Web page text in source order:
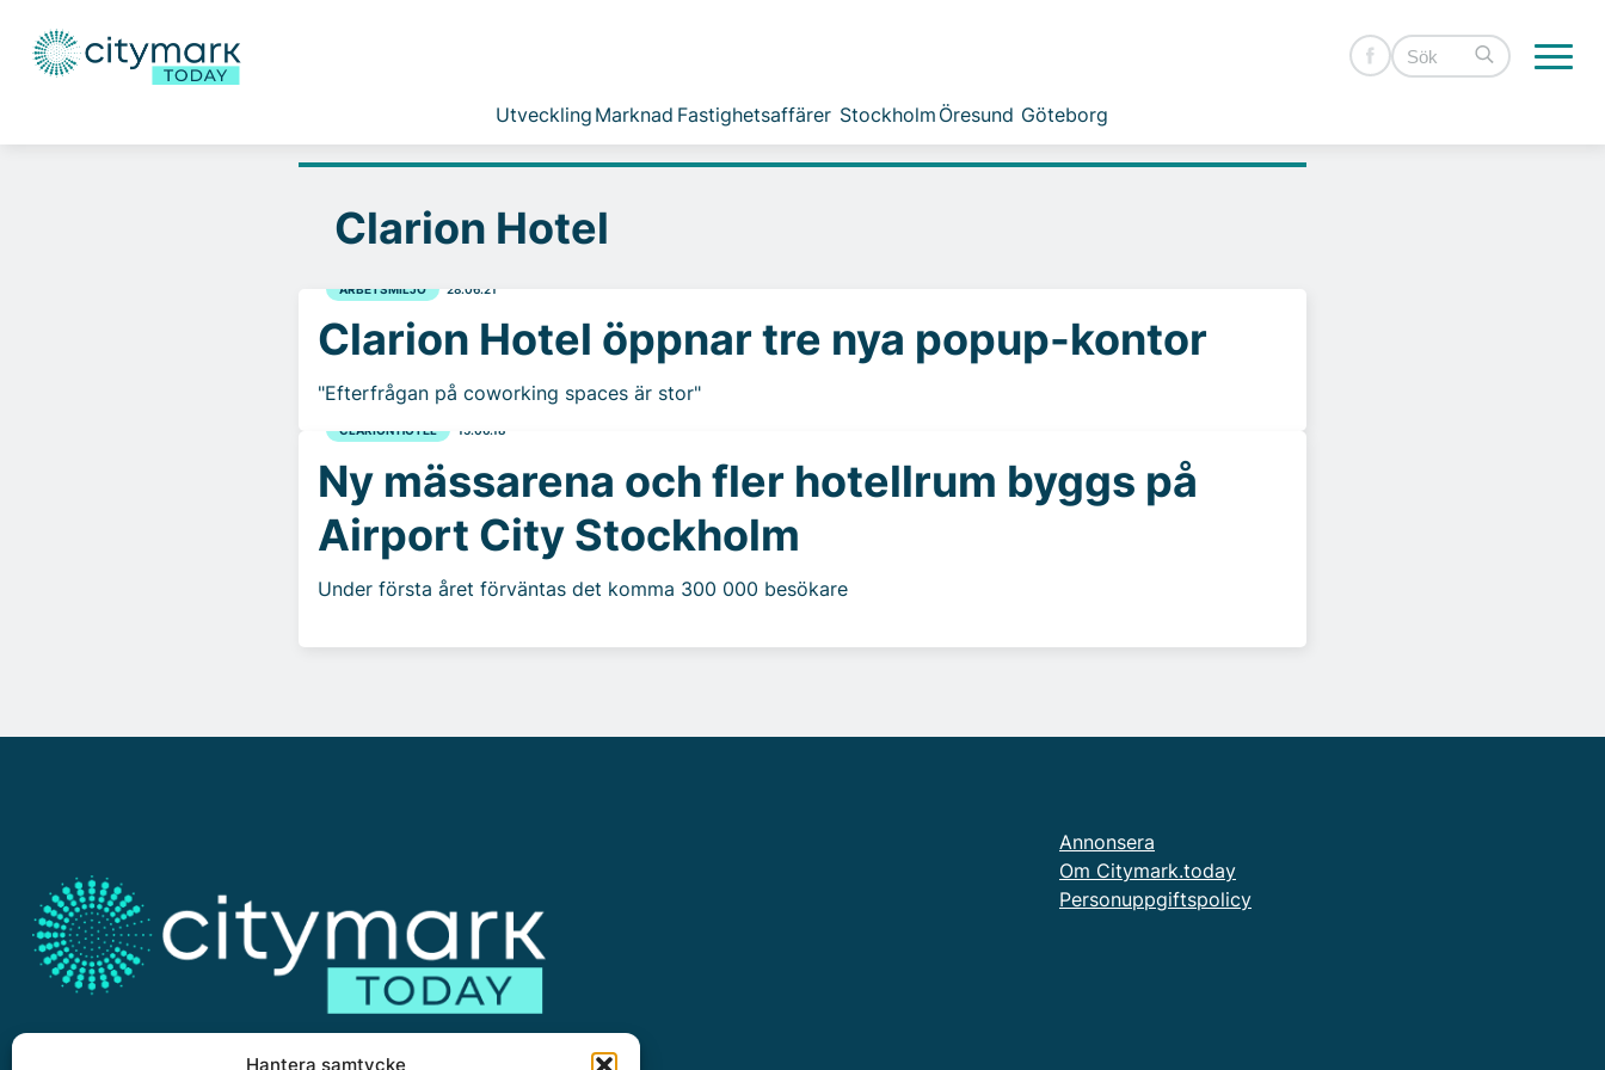
Hantera samtycke
Utveckling Marknad Fastighetsaffärer Stockholm Öresund Göteborg
Clarion Hotel
ARBETSMILJÖ 28.06.21
Clarion Hotel öppnar tre nya popup-kontor
"Efterfrågan på coworking spaces är stor"
CLARION HOTEL 15.06.18
Ny mässarena och fler hotellrum byggs på
Airport City Stockholm
Under första året förväntas det komma 300 000 besökare
Annonsera
Om Citymark.today
Personuppgiftspolicy